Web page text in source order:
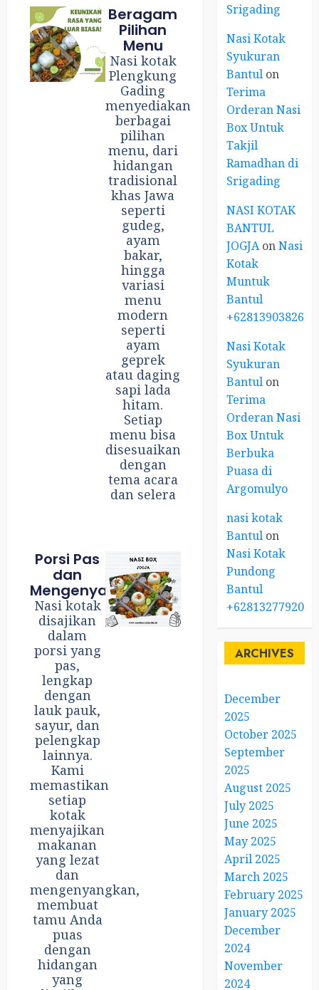
Beragam
Pilihan
Menu
Nasi kotak
Plengkung
Gading
menyediakan
berbagai
pilihan
menu, dari
hidangan
tradisional
khas Jawa
seperti
gudeg,
ayam
bakar,
hingga
variasi
menu
modern
seperti
ayam
geprek
atau daging
sapi lada
hitam.
Setiap
menu bisa
disesuaikan
dengan
tema acara
dan selera
Porsi Pas
dan
Mengenyangkan
Nasi kotak
disajikan
dalam
porsi yang
pas,
lengkap
dengan
lauk pauk,
sayur, dan
pelengkap
lainnya.
Kami
memastikan
setiap
kotak
menyajikan
makanan
yang lezat
dan
mengenyangkan,
membuat
tamu Anda
puas
dengan
hidangan
yang
Srigading
Nasi Kotak
Syukuran
Bantul on
Terima
Orderan Nasi
Box Untuk
Takjil
Ramadhan di
Srigading
NASI KOTAK
BANTUL
JOGJAonNasi
Kotak
Muntuk
Bantul
+6281390382667
Nasi Kotak
Syukuran
Bantul on
Terima
Orderan Nasi
Box Untuk
Berbuka
Puasa di
Argomulyo
nasi kotak
Bantul on
Nasi Kotak
Pundong
Bantul
+6281327792084
ARCHIVES
December
2025
October 2025
September
2025
August 2025
July 2025
June 2025
May 2025
April 2025
March 2025
February 2025
January 2025
December
2024
November
2024